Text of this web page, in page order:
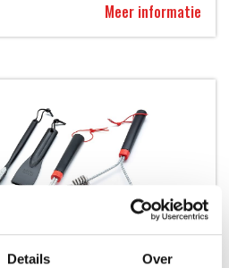
Details Over
Meer informatie